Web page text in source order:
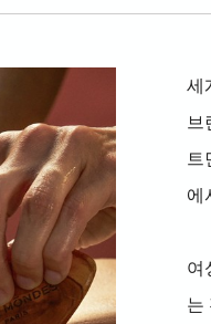
세
트
에
여
는